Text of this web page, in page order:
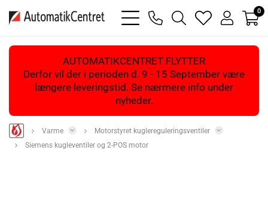
bars
light
phone
magnifying
glass
heart
light
user
light
0
AUTOMATIKCENTRET FLYTTER
Derfor vil der i perioden d. 9 - 15 September være
længere leveringstid. Se nærmere info under
nyheder.
Varme
Motorstyret kuglereguleringsventiler
Siemens kugleventiler og 2-POS motor